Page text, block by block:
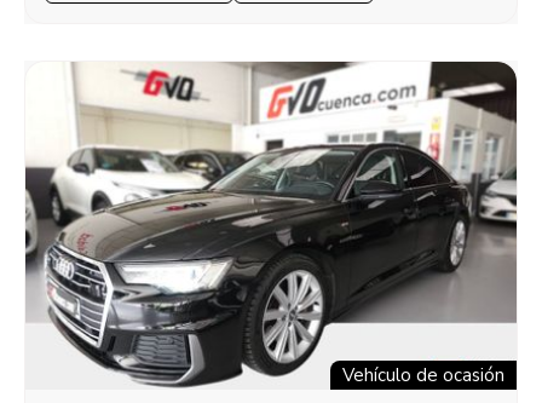
Vehículo de ocasión